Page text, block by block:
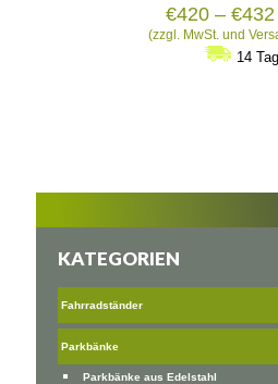
€420 – €432
(zzgl. MwSt. und
14
KATEGORIEN
Fahrradständer
Parkbänke
Parkbänke aus Edelstahl